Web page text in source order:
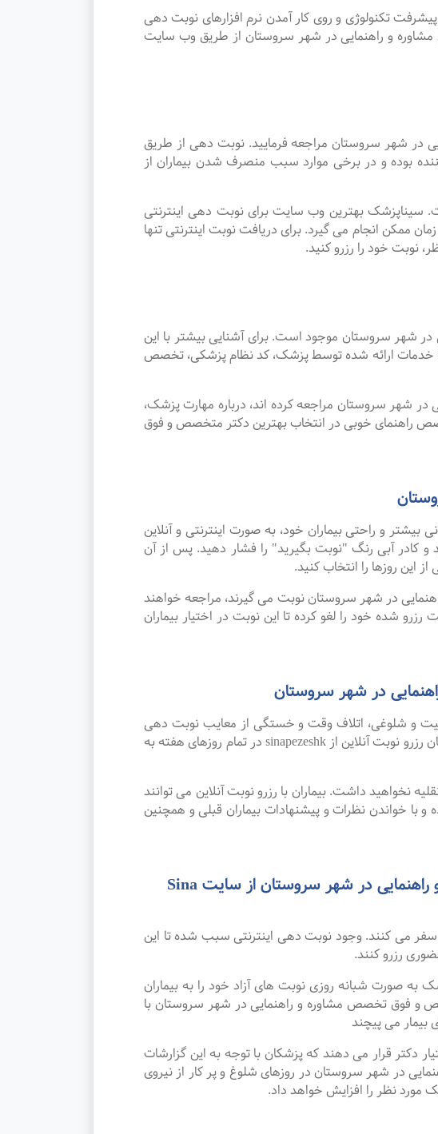
تکنولوژی و روی کار آمدن نرم افزارهای نوبت دهی
و راهنمایی در شهر سروستان از طریق وب سایت
در شهر سروستان مراجعه فرمایید. نوبت دهی از طریق
بوده و در برخی موارد سبب منصرف شدن بیماران از
سیناپزشک بهترین وب سایت برای نوبت دهی اینترنتی
انجام می گیرد. برای دریافت نوبت اینترنتی تنها
نوبت خود را رزرو کنید.
سروستان موجود است. برای آشنایی بیشتر با این
خدمات ارائه شده توسط پزشک، کد نظام پزشکی، تخصص
شهر سروستان مراجعه کرده اند، درباره مهارت پزشک،
راهنمای خوبی در انتخاب بهترین دکتر متخصص و فوق
و راحتی بیماران خود، به صورت اینترنتی و آنلاین
کادر آبی رنگ "نوبت بگیرید" را فشار دهید. پس از آن
این روزها را انتخاب کنید.
و راهنمایی در شهر سروستان نوبت می گیرند، مراجعه خواهند
شده خود را لغو کرده تا این نوبت در اختیار بیماران
در شهر سروستان
و شلوغی، اتلاف وقت و خستگی از معایب نوبت دهی
سنتی بوده که پیشرفت علم و تکنولوژی و نوبت دهی اینترنتی این مشکل را برطرف کرده است. امکان رزرو نوبت آنلاین از sinapezeshk در تمام روزهای هفته به
نخواهید داشت. بیماران با رزرو نوبت آنلاین می توانند
خواندن نظرات و پیشنهادات بیماران قبلی و همچنین
رضایت بیماران از نوبت دهی اینترنتی بهترین متخصص و فوق تخصص مشاوره و راهنمایی در شهر سروستان از سایت Sina
می کنند. وجود نوبت دهی اینترنتی سبب شده تا این
رزرو کنند.
شبانه روزی نوبت های آزاد خود را به بیماران
و فوق تخصص مشاوره و راهنمایی در شهر سروستان با
می پیچند
قرار می دهند که پزشکان با توجه به این گزارشات
در شهر سروستان در روزهای شلوغ و پر کار از نیروی
مورد نظر را افزایش خواهد داد.